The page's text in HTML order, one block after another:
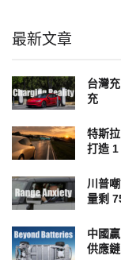
最新文章
台灣
充
特斯
打造
川普
量剩
中國
供應